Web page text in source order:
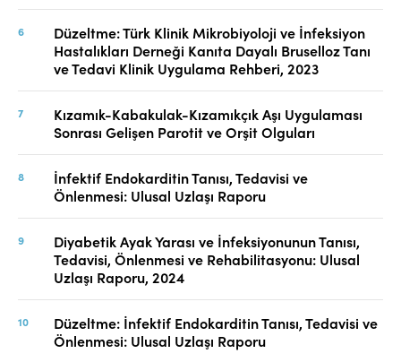
Düzeltme: Türk Klinik Mikrobiyoloji ve İnfeksiyon
Hastalıkları Derneği Kanıta Dayalı Bruselloz Tanı
ve Tedavi Klinik Uygulama Rehberi, 2023
Kızamık-Kabakulak-Kızamıkçık Aşı Uygulaması
Sonrası Gelişen Parotit ve Orşit Olguları
İnfektif Endokarditin Tanısı, Tedavisi ve
Önlenmesi: Ulusal Uzlaşı Raporu
Diyabetik Ayak Yarası ve İnfeksiyonunun Tanısı,
Tedavisi, Önlenmesi ve Rehabilitasyonu: Ulusal
Uzlaşı Raporu, 2024
Düzeltme: İnfektif Endokarditin Tanısı, Tedavisi ve
Önlenmesi: Ulusal Uzlaşı Raporu